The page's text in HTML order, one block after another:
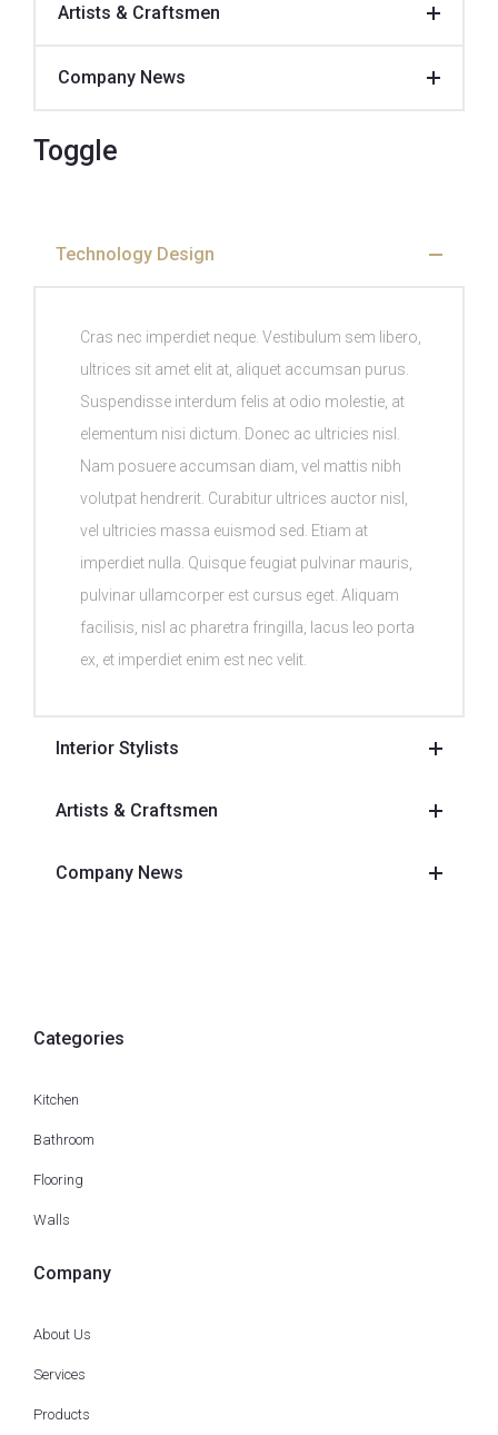
Artists & Craftsmen
Company News
Toggle
Technology Design
Cras nec imperdiet neque. Vestibulum sem libero,
ultrices sit amet elit at, aliquet accumsan purus.
Suspendisse interdum felis at odio molestie, at
elementum nisi dictum. Donec ac ultricies nisl.
Nam posuere accumsan diam, vel mattis nibh
volutpat hendrerit. Curabitur ultrices auctor nisl,
vel ultricies massa euismod sed. Etiam at
imperdiet nulla. Quisque feugiat pulvinar mauris,
pulvinar ullamcorper est cursus eget. Aliquam
facilisis, nisl ac pharetra fringilla, lacus leo porta
ex, et imperdiet enim est nec velit.
Interior Stylists
Artists & Craftsmen
Company News
Categories
Kitchen
Bathroom
Flooring
Walls
Company
About Us
Services
Products